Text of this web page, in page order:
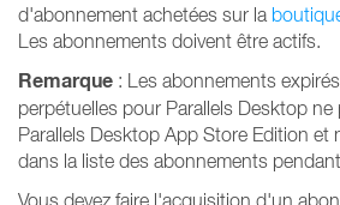
d'abonnement achetées sur la
Les abonnements doivent être actifs.
Remarque : Les abonnements
perpétuelles pour Parallels Desktop ne
Parallels Desktop App Store Edition et
dans la liste des abonnements
Vous devez faire l'acquisition d'un